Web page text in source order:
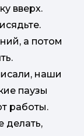
вверх.
а потом
наши
паузы
работы.
делать,